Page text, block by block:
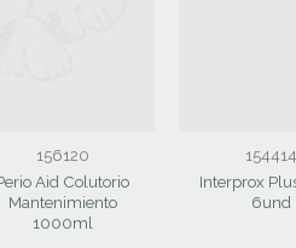
156120
Aid Colutorio
Mantenimiento
1000ml
154414
Interprox
6und